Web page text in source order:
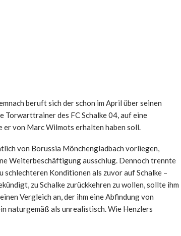
beruft sich der schon im April über seinen
Torwarttrainer des FC Schalke 04, auf eine
er von Marc Wilmots erhalten haben soll.
von Borussia Mönchengladbach vorliegen,
Weiterbeschäftigung ausschlug. Dennoch trennte
schlechteren Konditionen als zuvor auf Schalke –
zu Schalke zurückkehren zu wollen, sollte ihm
Vergleich an, der ihm eine Abfindung von
naturgemäß als unrealistisch. Wie Henzlers